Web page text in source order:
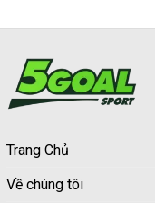
Trang Chủ
Về chúng tôi